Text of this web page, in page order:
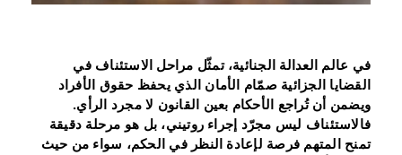
في عالم العدالة الجنائية، تمثّل مراحل الاستئناف في
القضايا الجزائية صمّام الأمان الذي يحفظ حقوق الأفراد
ويضمن أن تُراجع الأحكام بعين القانون لا مجرد الرأي.
فالاستئناف ليس مجرّد إجراء روتيني، بل هو مرحلة دقيقة
تمنح المتهم فرصة لإعادة النظر في الحكم، سواء من حيث